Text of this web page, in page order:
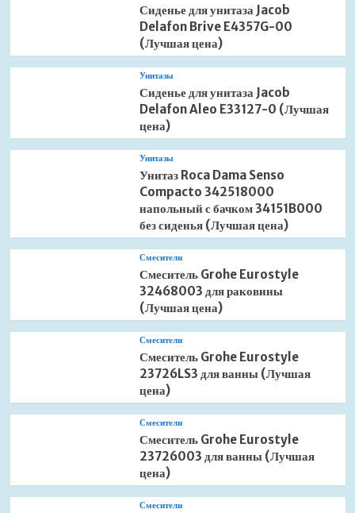
Сиденье для унитаза Jacob
Delafon Brive E4357G-00
(Лучшая цена)
Унитазы
Сиденье для унитаза Jacob
Delafon Aleo E33127-0 (Лучшая
цена)
Унитазы
Унитаз Roca Dama Senso
Compacto 342518000
напольный с бачком 34151B000
без сиденья (Лучшая цена)
Смесители
Смеситель Grohe Eurostyle
32468003 для раковины
(Лучшая цена)
Смесители
Смеситель Grohe Eurostyle
23726LS3 для ванны (Лучшая
цена)
Смесители
Смеситель Grohe Eurostyle
23726003 для ванны (Лучшая
цена)
Смесители